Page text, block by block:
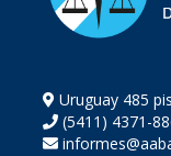
Uruguay 485
(5411) 4371-